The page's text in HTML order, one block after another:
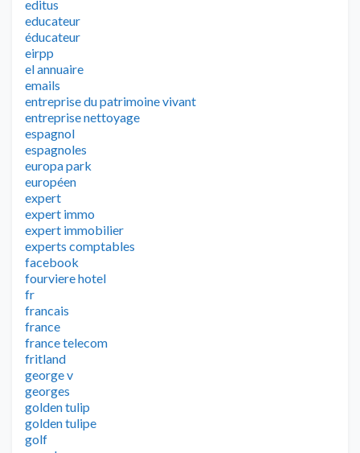
editus
educateur
éducateur
eirpp
el annuaire
emails
entreprise du patrimoine vivant
entreprise nettoyage
espagnol
espagnoles
europa park
européen
expert
expert immo
expert immobilier
experts comptables
facebook
fourviere hotel
fr
francais
france
france telecom
fritland
george v
georges
golden tulip
golden tulipe
golf